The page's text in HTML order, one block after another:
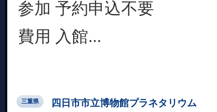
参加 予約申込不要
費用 入館...
三重県 四日市市立博物館プラネタリウム